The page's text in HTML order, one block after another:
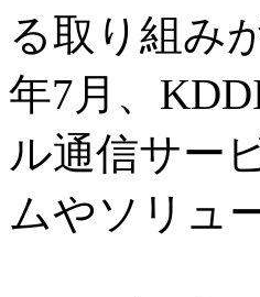
る取り組み
年7月、
ル通信サー
ムやソリュ